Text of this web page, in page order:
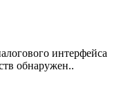
интерфейса
обнаружен..